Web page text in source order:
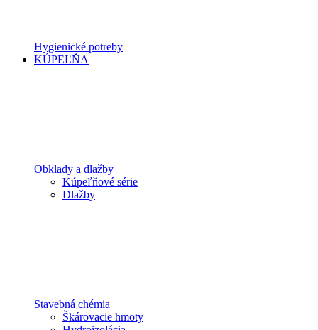
Hygienické potreby
KÚPEĽŇA
Obklady a dlažby
Kúpeľňové série
Dlažby
Stavebná chémia
Škárovacie hmoty